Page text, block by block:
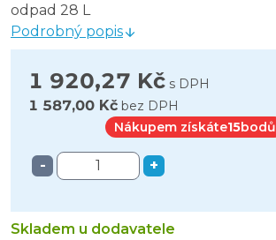
odpad 28 L
Podrobný popis
1 920,27 Kč s DPH
1 587,00 Kč bez DPH
Nákupem získáte15bodů
- +
Skladem u dodavatele